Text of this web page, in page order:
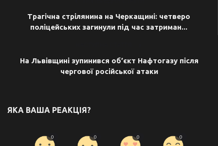
Трагічна стрілянина на Черкащині: четверо
поліцейських загинули під час затриман...
На Львівщині зупинився об’єкт Нафтогазу після
чергової російської атаки
ЯКА ВАША РЕАКЦІЯ?
0 0 0 0